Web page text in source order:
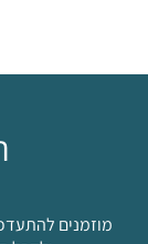
מוזמנים